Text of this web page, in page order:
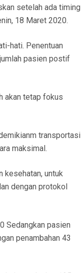
setelah ada timing
18 Maret 2020.
hati. Penentuan
pasien postif
akan tetap fokus
transportasi
maksimal.
kesehatan, untuk
dengan protokol
Sedangkan pasien
penambahan 43